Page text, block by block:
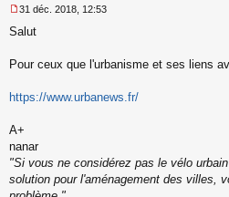
e
s
e
o
n
l
u
31 déc. 2018, 12:53
Salut
Pour ceux que l'urbanisme et ses liens
https://www.urbanews.fr/
A+
nanar
"Si vous ne considérez pas le vélo
solution pour l'aménagement des villes,